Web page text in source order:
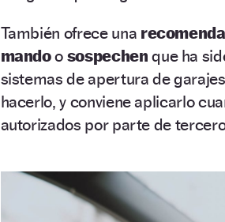
También ofrece una
mandoo sospechenque ha
sistemas de apertura de
hacerlo, y conviene aplicarlo
autorizados por parte de